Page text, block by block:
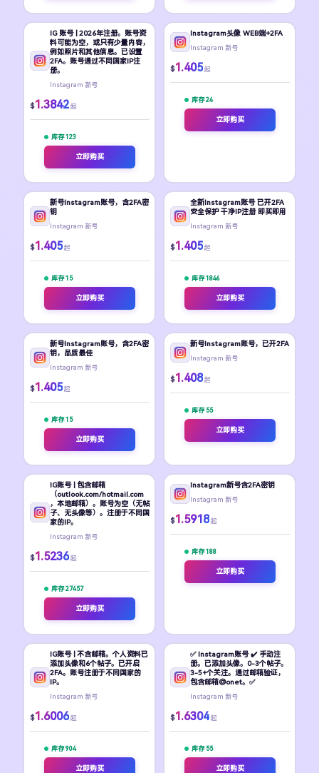
IG 账号 | 2026年注册。账号资
料可能为空，或只有少量内容，
例如照片和其他信息。已设置
2FA。账号通过不同国家IP注
册。
Instagram 新号
$1.3842 起
库存 123
立即购买
Instagram头像 WEB端+2FA
Instagram 新号
$1.405 起
库存 24
立即购买
新号Instagram账号，含2FA密
钥
Instagram 新号
$1.405 起
库存 15
立即购买
全新Instagram账号 已开2FA
安全保护 干净IP注册 即买即用
Instagram 新号
$1.405 起
库存 1846
立即购买
新号Instagram账号，含2FA密
钥，品质最佳
Instagram 新号
$1.405 起
库存 15
立即购买
新号Instagram账号，已开2FA
Instagram 新号
$1.408 起
库存 55
立即购买
IG账号 | 包含邮箱
（outlook.com/hotmail.com
，本地邮箱）。账号为空（无帖
子、无头像等）。注册于不同国
家的IP。
Instagram 新号
$1.5236 起
库存 27457
立即购买
Instagram新号含2FA密钥
Instagram 新号
$1.5918 起
库存 188
立即购买
IG账号 | 不含邮箱。个人资料已
添加头像和6个帖子。已开启
2FA。账号注册于不同国家的
IP。
Instagram 新号
$1.6006 起
库存 904
立即购买
✅ Instagram账号 ✔️ 手动注
册。已添加头像。0-3个帖子。
3-5+个关注。通过邮箱验证，
包含邮箱@onet。✅
Instagram 新号
$1.6304 起
库存 55
立即购买